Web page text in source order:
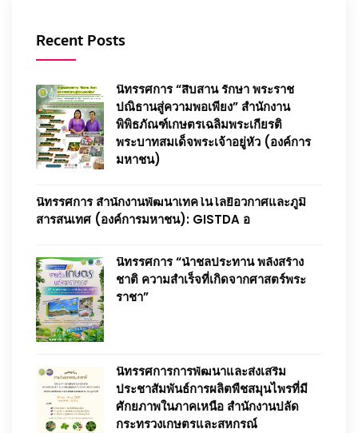
Recent Posts
นิทรรศการ “สืบสาน รักษา พระราช
ปณิธานสู่ความพอเพียง” สำนักงาน
พิพิธภัณฑ์เกษตรเฉลิมพระเกียรติ
พระบาทสมเด็จพระเจ้าอยู่หัว (องค์การ
มหาชน)
นิทรรศการ สำนักงานพัฒนาเทคโนโลยีอวกาศและภูมิ
สารสนเทศ (องค์การมหาชน): GISTDA อ
นิทรรศการ “น้ำชลประทาน พลังสร้าง
ชาติ ความสำเร็จที่เกิดจากศาสตร์พระ
ราชา”
นิทรรศการการพัฒนาและส่งเสริม
ประชาสัมพันธ์การผลิตพืชสมุนไพรที่มี
ศักยภาพในภาคเหนือ สำนักงานปลัด
กระทรวงเกษตรและสหกรณ์